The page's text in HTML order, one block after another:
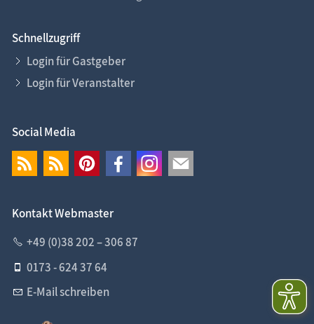
Schnellzugriff
Login für Gastgeber
Login für Veranstalter
Social Media
Kontakt Webmaster
+49 (0)38 202 – 306 87
0173 - 624 37 64
E-Mail schreiben